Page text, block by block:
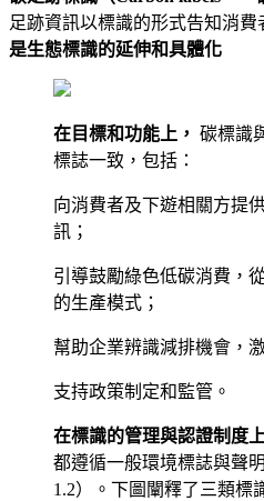
足跡資訊以標識的形式告知消費
是生態標識的延伸和具體化
在目標和功能上， 碳標識
標誌一致，包括：
向消費者及下遊相關方提
訊；
引導鼓勵綠色低碳消費，
的生產模式；
幫助企業辨識減排機會，
支持政策制定和監管。
在標識的管理與認證制度上
都遵循一般環境標誌與聲
1.2）。下圖闡釋了三類標